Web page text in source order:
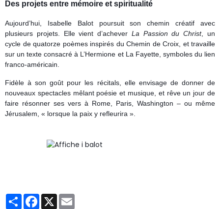
Des projets entre mémoire et spiritualité
Aujourd’hui, Isabelle Balot poursuit son chemin créatif avec
plusieurs projets. Elle vient d’achever La Passion du Christ, un
cycle de quatorze poèmes inspirés du Chemin de Croix, et travaille
sur un texte consacré à L’Hermione et La Fayette, symboles du lien
franco-américain.
Fidèle à son goût pour les récitals, elle envisage de donner de
nouveaux spectacles mêlant poésie et musique, et rêve un jour de
faire résonner ses vers à Rome, Paris, Washington – ou même
Jérusalem, « lorsque la paix y refleurira ».
PartagerFacebook
X